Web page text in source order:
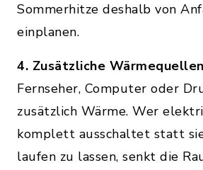
Sommerhitze deshalb von
einplanen.
4. Zusätzliche
Fernseher, Computer oder
zusätzlich Wärme. Wer
komplett ausschaltet statt
laufen zu lassen, senkt die